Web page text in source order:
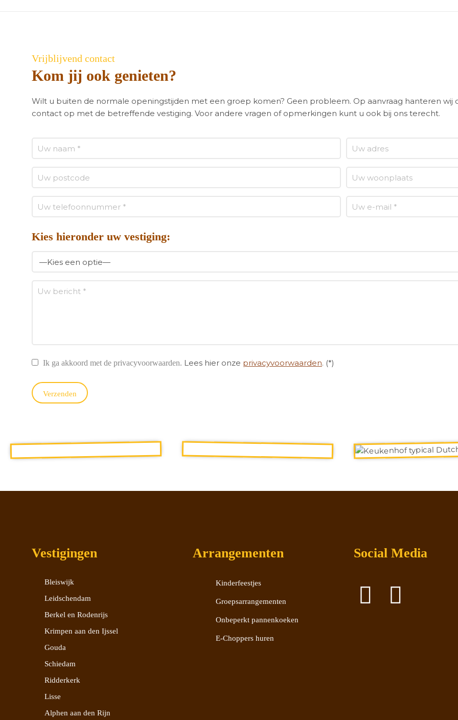
Vrijblijvend contact
Kom jij ook genieten?
Wilt u buiten de normale openingstijden met een groep komen? Geen probleem. Op aanvraag hanteren
contact op met de betreffende vestiging. Voor andere vragen of opmerkingen kunt u ook bij ons terecht.
Kies hieronder uw vestiging:
Ik ga akkoord met de privacyvoorwaarden. Lees hier onze privacyvoorwaarden. (*)
Vestigingen
Bleiswijk
Leidschendam
Berkel en Rodenrijs
Krimpen aan den Ijssel
Gouda
Schiedam
Ridderkerk
Lisse
Alphen aan den Rijn
Arrangementen
Kinderfeestjes
Groepsarrangementen
Onbeperkt pannenkoeken
E-Choppers huren
Social Media